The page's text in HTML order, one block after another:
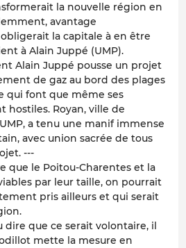
la nouvelle région en
avantage
la capitale à en être
à Alain Juppé (UMP).
Alain Juppé pousse un projet
de gaz au bord des plages
qui font que même ses
hostiles. Royan, ville de
a tenu une manif immense
avec union sacrée de tous
---
que le Poitou-Charentes et la
par leur taille, on pourrait
pris ailleurs et qui serait
que ce serait volontaire, il
mette la mesure en